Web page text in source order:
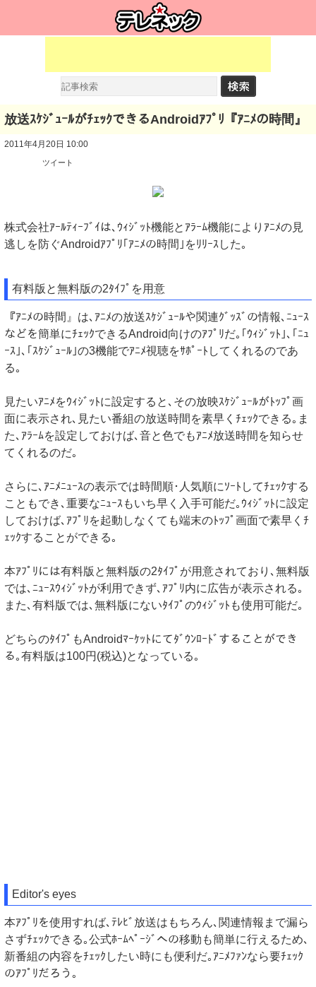
放送ｽｹｼﾞｭｰﾙがﾁｪｯｸできるAndroidｱﾌﾟﾘ『ｱﾆﾒの時間』
2011年4月20日 10:00
ツイート
株式会社ｱｰﾙﾃｨｰﾌﾞｲは､ｳｨｼﾞｯﾄ機能とｱﾗｰﾑ機能によりｱﾆﾒの見
逃しを防ぐAndroidｱﾌﾟﾘ｢ｱﾆﾒの時間｣をﾘﾘｰｽした｡
有料版と無料版の2ﾀｲﾌﾟを用意
『ｱﾆﾒの時間』は､ｱﾆﾒの放送ｽｹｼﾞｭｰﾙや関連ｸﾞｯｽﾞの情報､ﾆｭｰｽ
などを簡単にﾁｪｯｸできるAndroid向けのｱﾌﾟﾘだ｡｢ｳｨｼﾞｯﾄ｣､｢ﾆｭ
ｰｽ｣､｢ｽｹｼﾞｭｰﾙ｣の3機能でｱﾆﾒ視聴をｻﾎﾟｰﾄしてくれるのであ
る｡
見たいｱﾆﾒをｳｨｼﾞｯﾄに設定すると､その放映ｽｹｼﾞｭｰﾙがﾄｯﾌﾟ画
面に表示され､見たい番組の放送時間を素早くﾁｪｯｸできる｡ま
た､ｱﾗｰﾑを設定しておけば､音と色でもｱﾆﾒ放送時間を知らせ
てくれるのだ｡
さらに､ｱﾆﾒﾆｭｰｽの表示では時間順･人気順にｿｰﾄしてﾁｪｯｸする
こともでき､重要なﾆｭｰｽもいち早く入手可能だ｡ｳｨｼﾞｯﾄに設定
しておけば､ｱﾌﾟﾘを起動しなくても端末のﾄｯﾌﾟ画面で素早くﾁ
ｪｯｸすることができる｡
本ｱﾌﾟﾘには有料版と無料版の2ﾀｲﾌﾟが用意されており､無料版
では､ﾆｭｰｽｳｨｼﾞｯﾄが利用できず､ｱﾌﾟﾘ内に広告が表示される｡
また､有料版では､無料版にないﾀｲﾌﾟのｳｨｼﾞｯﾄも使用可能だ｡
どちらのﾀｲﾌﾟもAndroidﾏｰｹｯﾄにてﾀﾞｳﾝﾛｰﾄﾞすることができ
る｡有料版は100円(税込)となっている｡
Editor's eyes
本ｱﾌﾟﾘを使用すれば､ﾃﾚﾋﾞ放送はもちろん､関連情報まで漏ら
さずﾁｪｯｸできる｡公式ﾎｰﾑﾍﾟｰｼﾞへの移動も簡単に行えるため､
新番組の内容をﾁｪｯｸしたい時にも便利だ｡ｱﾆﾒﾌｧﾝなら要ﾁｪｯｸ
のｱﾌﾟﾘだろう｡